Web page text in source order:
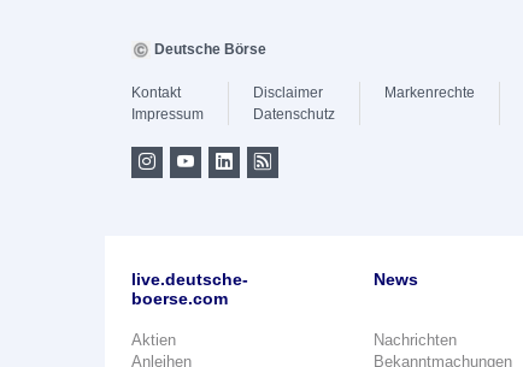
Deutsche Börse
Kontakt
Impressum
Disclaimer
Datenschutz
Markenrechte
live.deutsche-
boerse.com
Aktien
Anleihen
News
Nachrichten
Bekanntmachungen